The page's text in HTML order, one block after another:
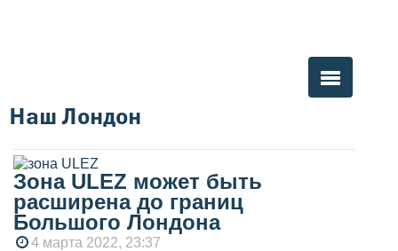
Вы здесь
Наш Лондон
Зона ULEZ может быть
расширена до границ
Большого Лондона
4 марта 2022, 23:37